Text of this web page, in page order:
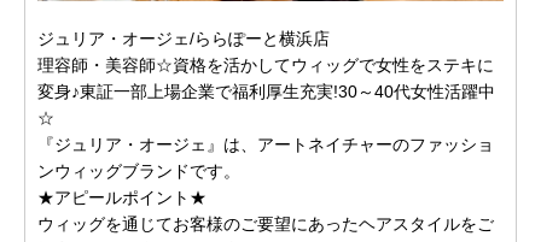
ジュリア・オージェ/ららぽーと横浜店
理容師・美容師☆資格を活かしてウィッグで女性をステキに
変身♪東証一部上場企業で福利厚生充実!30～40代女性活躍中
☆
『ジュリア・オージェ』は、アートネイチャーのファッショ
ンウィッグブランドです。
★アピールポイント★
ウィッグを通じてお客様のご要望にあったヘアスタイルをご